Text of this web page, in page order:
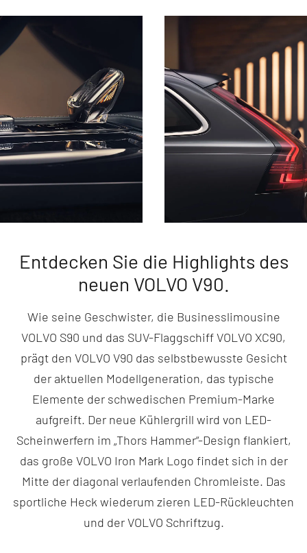
Energieverbrauch gewichtet: 17,5-19,9
kWh Strom/100 km plus 0,8-1,1 l
g/km | CO2-Klasse: B | bei entladener
(kombinierte Werte gem. WLTP).
Energieverbrauch gewichtet: 17,5-19,9
kWh Strom/100 km plus 0,8-1,1 l
Benzin/100 km | CO2-Emission 18-25
g/km | CO2-Klasse: B | bei entladener
(kombinierte Werte gem. WLTP).
Entdecken Sie die Highlights des
neuen VOLVO V90.
Wie seine Geschwister, die Businesslimousine
VOLVO S90 und das SUV-Flaggschiff VOLVO XC90,
prägt den VOLVO V90 das selbstbewusste Gesicht
der aktuellen Modellgeneration, das typische
Elemente der schwedischen Premium-Marke
aufgreift. Der neue Kühlergrill wird von LED-
Scheinwerfern im „Thors Hammer“-Design flankiert,
das große VOLVO Iron Mark Logo findet sich in der
Mitte der diagonal verlaufenden Chromleiste. Das
sportliche Heck wiederum zieren LED-Rückleuchten
und der VOLVO Schriftzug.